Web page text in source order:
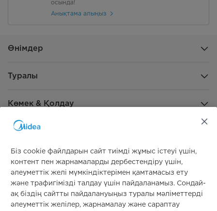
осында!
Анықтама алыңыз
Өнімдер
Туралы
Көмек & Қолдау
Жаһандық демеушілік
Біз cookie файлдарын сайт тиімді жұмыс істеуі үшін,
контент пен жарнамаларды дербестендіру үшін,
әлеуметтік желі мүмкіндіктерімен қамтамасыз ету
және трафигімізді талдау үшін пайдаланамыз. Сондай-
ақ біздің сайтты пайдалануыңыз туралы мәліметтерді
әлеуметтік желілер, жарнамалау және сараптау